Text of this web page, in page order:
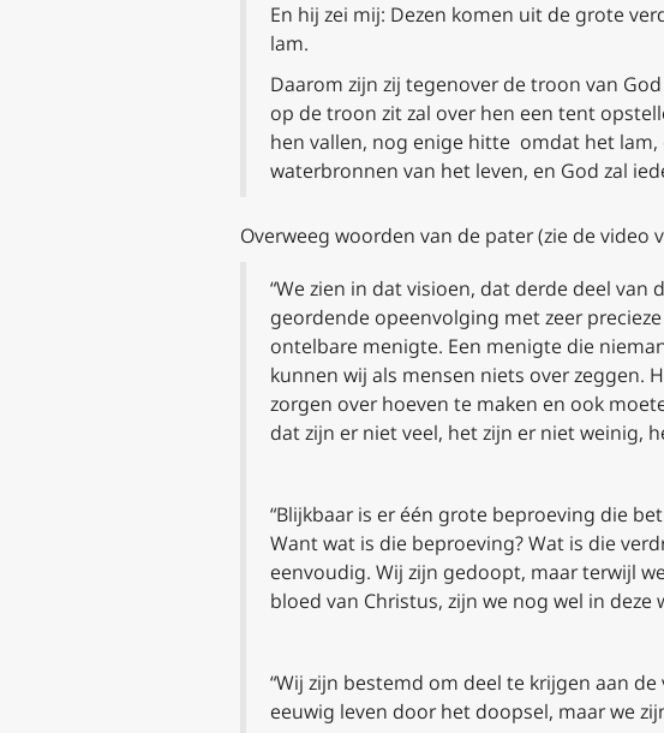
En hij zei mij: Dezen komen uit de grote
lam.
Daarom zijn zij tegenover de troon van
op de troon zit zal over hen een tent
hen vallen, nog enige hitte omdat het lam,
waterbronnen van het leven, en God zal
Overweeg woorden van de pater (zie de video
“We zien in dat visioen, dat derde deel
geordende opeenvolging met zeer
ontelbare menigte. Een menigte die
kunnen wij als mensen niets over zeggen.
zorgen over hoeven te maken en ook
dat zijn er niet veel, het zijn er niet weinig,
“Blijkbaar is er één grote beproeving die
Want wat is die beproeving? Wat is die
eenvoudig. Wij zijn gedoopt, maar terwijl
bloed van Christus, zijn we nog wel in deze
“Wij zijn bestemd om deel te krijgen aan
eeuwig leven door het doopsel, maar we